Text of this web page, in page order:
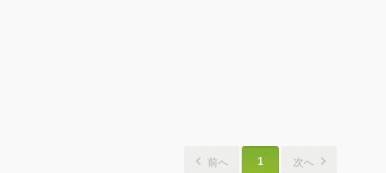
前へ 1 次へ